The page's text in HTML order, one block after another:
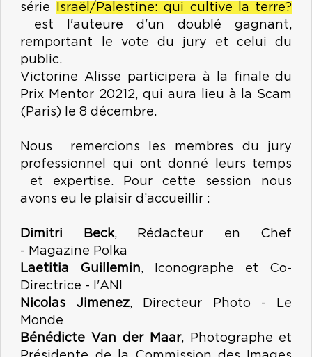
série
Israël/Palestine: qui cultive la terre?
est l'auteure d'un doublé gagnant,
remportant le vote du jury et celui du
public.
Victorine Alisse participera à la finale du
Prix Mentor 20212, qui aura lieu à la Scam
(Paris) le 8 décembre.
Nous remercions les membres du jury
professionnel qui ont donné leurs temps
et expertise. Pour cette session nous
avons eu le plaisir d’accueillir :
Dimitri Beck, Rédacteur en Chef
- Magazine Polka
Laetitia Guillemin, Iconographe et Co-
Directrice - l'ANI
Nicolas Jimenez, Directeur Photo - Le
Monde
Bénédicte Van der Maar, Photographe et